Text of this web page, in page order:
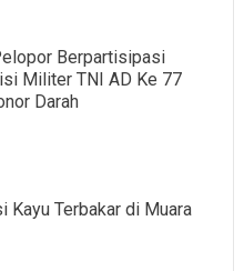
Berpartisipasi
Militer TNI AD Ke 77
Darah
Kayu Terbakar di Muara